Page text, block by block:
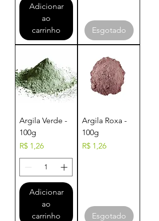
Adicionar
ao
carrinho
Esgotado
Argila Verde -
100g
Preço
R$ 1,26
Adicionar
ao
carrinho
Argila Roxa -
100g
Preço
R$ 1,26
Esgotado